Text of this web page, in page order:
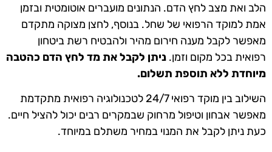
הלב ואת מצב לחץ הדם. הנתונים מועברים אוטומטית ובזמן
אמת למוקד הרפואי של שחל. בנוסף, לחצן מצוקה מתקדם
מאפשר לקבל מענה חירום מהיר ולהבטיח רשת ביטחון
רפואית בכל מקום וזמן. ניתן לקבל את מד לחץ הדם כהטבה
מיוחדת ללא תוספת תשלום.
השילוב בין מוקד רפואי 24/7 לטכנולוגיה רפואית מתקדמת
מאפשר אבחון וטיפול מרחוק שבמקרים רבים יכול להציל חיים.
כעת ניתן לקבל את המנוי במחיר משתלם במיוחד.